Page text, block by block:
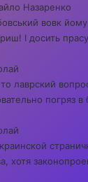
Назаренко
вовк йому
І досить
лаврский
погряз
хотя